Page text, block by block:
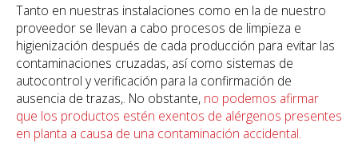
Tanto en nuestras instalaciones como en la de nuestro
proveedor se llevan a cabo procesos de limpieza e
higienización después de cada producción para evitar las
contaminaciones cruzadas, así como sistemas de
autocontrol y verificación para la confirmación de
ausencia de trazas,. No obstante, no podemos afirmar
que los productos estén exentos de alérgenos presentes
en planta a causa de una contaminación accidental.